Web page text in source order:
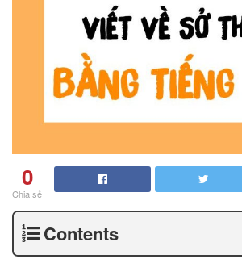
0
Chia sẻ
Contents